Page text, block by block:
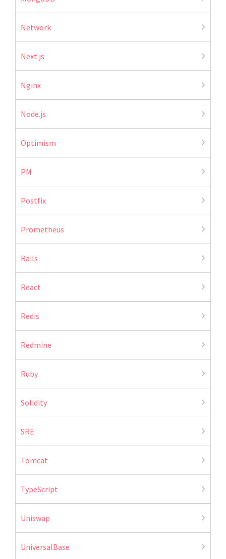
Network
Next.js
Nginx
Node.js
Optimism
PM
Postfix
Prometheus
Rails
React
Redis
Redmine
Ruby
Solidity
SRE
Tomcat
TypeScript
Uniswap
UniversalBase